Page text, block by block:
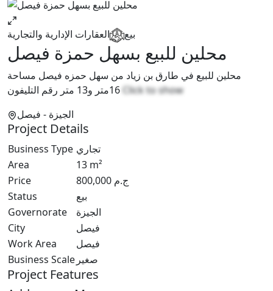
بيع العقارات الإدارية والتجارية
محلين للبيع بسهل حمزة فيصل
محلين للبيع في طارق بن زياد من سهل حمزه فيصل مساحة
Click to show
الجيزة - فيصل
Project Details
Business Type تجاري
Area
13 m²
Price
800,000 ج.م
Status
بيع
Governorate
الجيزة
City
فيصل
Work Area
فيصل
Business Scale صغير
Project Features